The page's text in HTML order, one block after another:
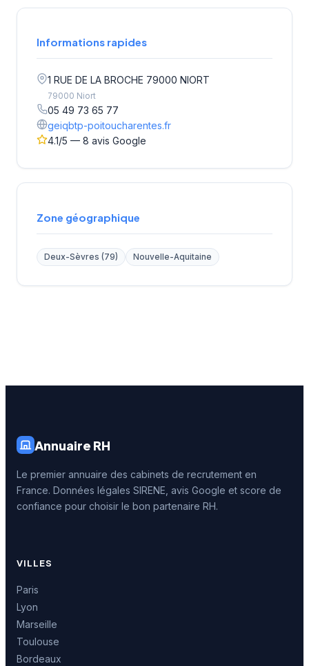
Informations rapides
1 RUE DE LA BROCHE 79000 NIORT
79000 Niort
05 49 73 65 77
geiqbtp-poitoucharentes.fr
4.1/5 — 8 avis Google
Zone géographique
Deux-Sèvres (79) Nouvelle-Aquitaine
Annuaire RH
Le premier annuaire des cabinets de recrutement en
France. Données légales SIRENE, avis Google et score de
confiance pour choisir le bon partenaire RH.
VILLES
Paris
Lyon
Marseille
Toulouse
Bordeaux